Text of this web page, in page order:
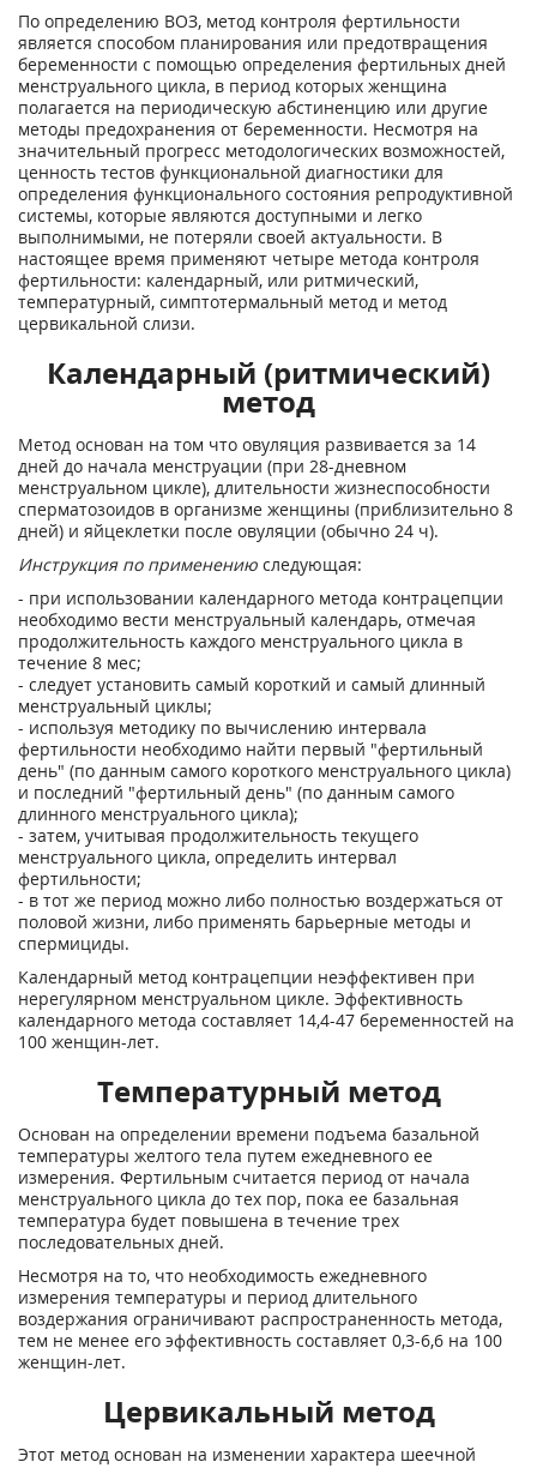
По определению ВОЗ, метод контроля фертильности
является способом планирования или предотвращения
беременности с помощью определения фертильных дней
менструального цикла, в период которых женщина
полагается на периодическую абстиненцию или другие
методы предохранения от беременности. Несмотря на
значительный прогресс методологических возможностей,
ценность тестов функциональной диагностики для
определения функционального состояния репродуктивной
системы, которые являются доступными и легко
выполнимыми, не потеряли своей актуальности. В
настоящее время применяют четыре метода контроля
фертильности: календарный, или ритмический,
температурный, симптотермальный метод и метод
цервикальной слизи.
Календарный (ритмический)
метод
Метод основан на том что овуляция развивается за 14
дней до начала менструации (при 28-дневном
менструальном цикле), длительности жизнеспособности
сперматозоидов в организме женщины (приблизительно 8
дней) и яйцеклетки после овуляции (обычно 24 ч).
Инструкция по применению следующая:
- при использовании календарного метода контрацепции
необходимо вести менструальный календарь, отмечая
продолжительность каждого менструального цикла в
течение 8 мес;
- следует установить самый короткий и самый длинный
менструальный циклы;
- используя методику по вычислению интервала
фертильности необходимо найти первый "фертильный
день" (по данным самого короткого менструального цикла)
и последний "фертильный день" (по данным самого
длинного менструального цикла);
- затем, учитывая продолжительность текущего
менструального цикла, определить интервал
фертильности;
- в тот же период можно либо полностью воздержаться от
половой жизни, либо применять барьерные методы и
спермициды.
Календарный метод контрацепции неэффективен при
нерегулярном менструальном цикле. Эффективность
календарного метода составляет 14,4-47 беременностей на
100 женщин-лет.
Температурный метод
Основан на определении времени подъема базальной
температуры желтого тела путем ежедневного ее
измерения. Фертильным считается период от начала
менструального цикла до тех пор, пока ее базальная
температура будет повышена в течение трех
последовательных дней.
Несмотря на то, что необходимость ежедневного
измерения температуры и период длительного
воздержания ограничивают распространенность метода,
тем не менее его эффективность составляет 0,3-6,6 на 100
женщин-лет.
Цервикальный метод
Этот метод основан на изменении характера шеечной